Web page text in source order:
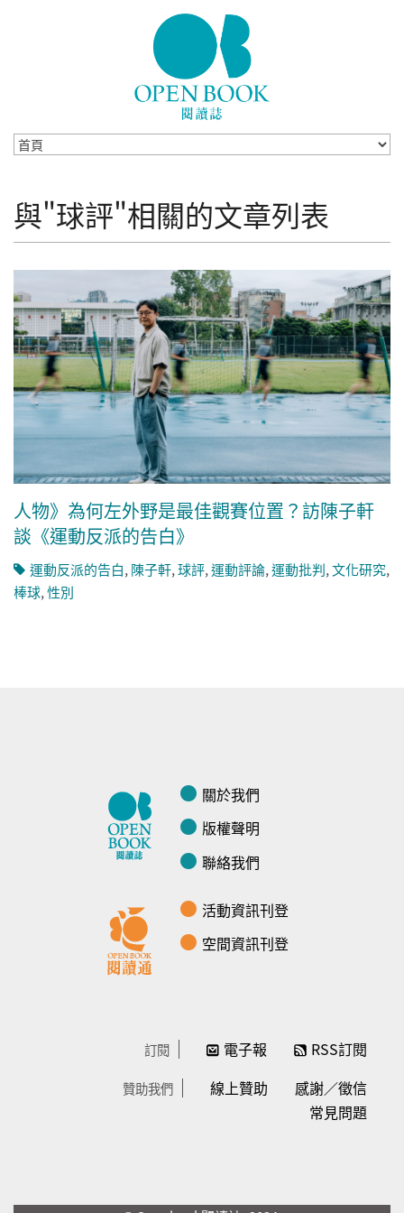
與"球評"相關的文章列表
人物》為何左外野是最佳觀賽位置？訪陳子軒
談《運動反派的告白》
運動反派的告白,陳子軒,球評,運動評論,運動批判,文化研究,
棒球,性別
關於我們
版權聲明
聯絡我們
活動資訊刊登
空間資訊刊登
訂閱 電子報 RSS訂閱
贊助我們 線上贊助
感謝／徵信
常見問題